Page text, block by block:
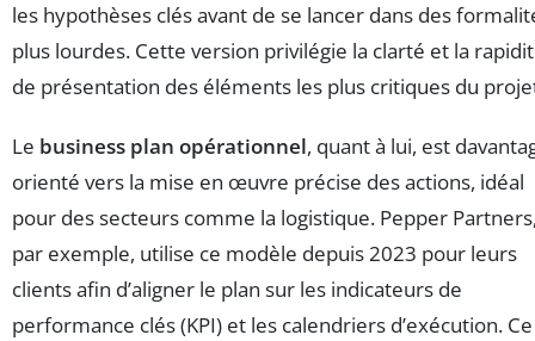
les hypothèses clés avant de se lancer dans des
plus lourdes. Cette version privilégie la clarté et la
de présentation des éléments les plus critiques du
Le business plan opérationnel, quant à lui, est
orienté vers la mise en œuvre précise des actions, idéal
pour des secteurs comme la logistique. Pepper
par exemple, utilise ce modèle depuis 2023 pour leurs
clients afin d’aligner le plan sur les indicateurs de
performance clés (KPI) et les calendriers d’exécution. Ce